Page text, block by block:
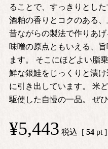
ることで、すっきりとし
酒粕の香りとコクのある、
昔ながらの製法で作りあ
味噌の原点ともいえる、
ます。 そこにほどよい脂
鮮な銀鮭をじっくりと漬
に引き出しています。 米
駆使した自慢の一品。 ぜ
¥5,443 税込 [ 54 pt ]